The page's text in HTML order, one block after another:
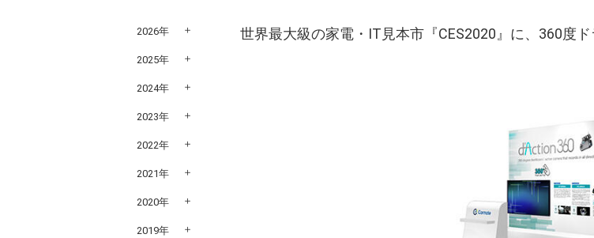
世界最大級の家電・IT見本市『CES2020』に、360度
2026年
2025年
2024年
2023年
2022年
2021年
2020年
2019年